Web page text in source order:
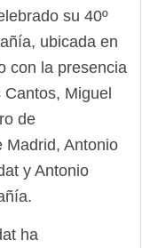
su 40º
ubicada en
con la presencia
Miguel
de
Madrid, Antonio
y Antonio
ha